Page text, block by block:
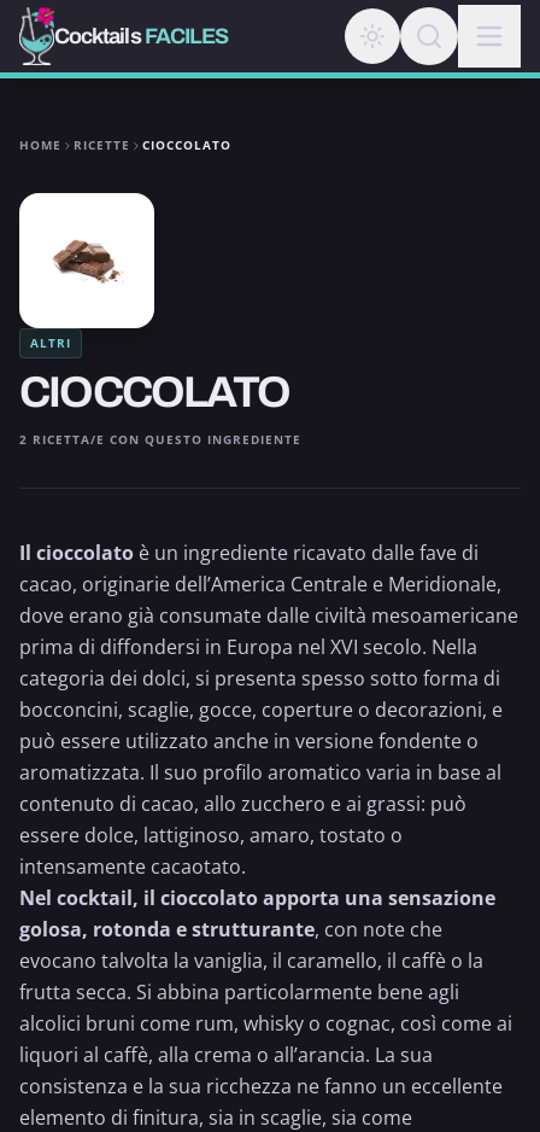
CocktailsFACILES
HOME RICETTE CIOCCOLATO
ALTRI
CIOCCOLATO
2 RICETTA/E CON QUESTO INGREDIENTE
Il cioccolato è un ingrediente ricavato dalle fave di
cacao, originarie dell’America Centrale e Meridionale,
dove erano già consumate dalle civiltà mesoamericane
prima di diffondersi in Europa nel XVI secolo. Nella
categoria dei dolci, si presenta spesso sotto forma di
bocconcini, scaglie, gocce, coperture o decorazioni, e
può essere utilizzato anche in versione fondente o
aromatizzata. Il suo profilo aromatico varia in base al
contenuto di cacao, allo zucchero e ai grassi: può
essere dolce, lattiginoso, amaro, tostato o
intensamente cacaotato.
Nel cocktail, il cioccolato apporta una sensazione
golosa, rotonda e strutturante, con note che
evocano talvolta la vaniglia, il caramello, il caffè o la
frutta secca. Si abbina particolarmente bene agli
alcolici bruni come rum, whisky o cognac, così come ai
liquori al caffè, alla crema o all’arancia. La sua
consistenza e la sua ricchezza ne fanno un eccellente
elemento di finitura, sia in scaglie, sia come